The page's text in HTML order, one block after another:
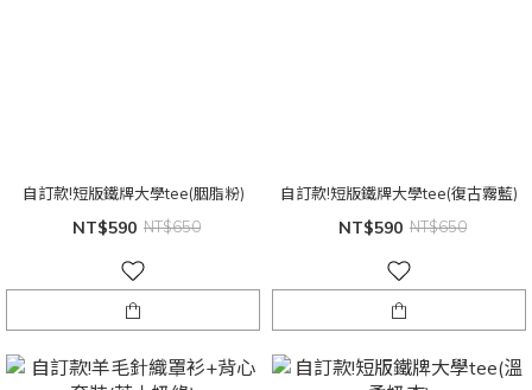
自訂款!短版鐵牌大學tee(胭脂粉)
NT$590 NT$650
自訂款!短版鐵牌大學tee(復古霧藍)
NT$590 NT$650